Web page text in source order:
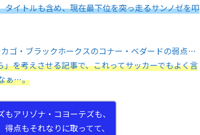
イトルも含め、現在最下位を突っ走るサンノゼを叩
ゴ・ブラックホークスのコナー・ベダードの弱点…
を考えさせる記事で、これってサッカーでもよく言
ぁ…。
アリゾナ・コヨーテズも、
点もそれなりに取ってて、